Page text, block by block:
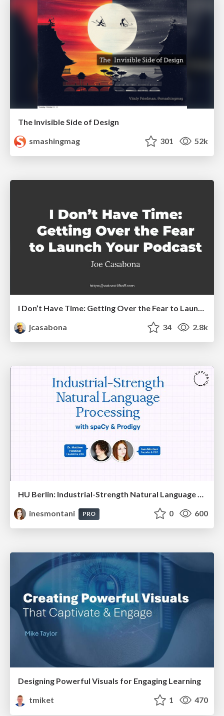
The Invisible Side of Design
smashingmag
301 52k
I Don’t Have Time: Getting Over the Fear to Launch Your Podcast
jcasabona
34 2.8k
HU Berlin: Industrial-Strength Natural Language Processing with spaCy and Prodigy
inesmontani
PRO 0 600
Designing Powerful Visuals for Engaging Learning
tmiket
1 470